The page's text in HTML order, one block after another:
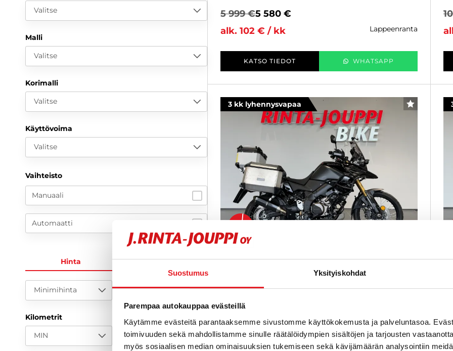
Suostumus Yksityiskohdat
Parempaa autokauppaa evästeillä
Käytämme evästeitä parantaaksemme sivustomme käyttökokemusta ja palveluntasoa.
toimivuuden sekä mahdollistamme sinulle räätälöidympien sisältöjen ja tarjousten
myös sosiaalisen median ominaisuuksien tukemiseen sekä kävijämäärän analysointiin
Valitse
Malli
Valitse
Korimalli
Valitse
Käyttövoima
Valitse
Vaihteisto
Manuaali
Automaatti
Hinta KK-erä
Minimihinta Maksimihinta
Kilometrit
MIN MAX
5 999 €5 580 €
alk. 102 € / kk
lappeenranta
KATSO TIEDOT WHATSAPP
3 kk lyhennysvapaa SUOSIKKI
Suzuki DL
1050 V-Strom DE - A-kortti - DE malli!
Huippuvarustein, seikkailupyörien aatelia!
2024 , Manuaali, Bensiini, 13 000 km
17 600 €17 290 €
alk. 197 € / kk
tampere